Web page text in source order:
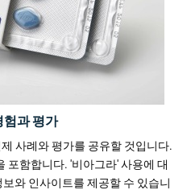
험과 평가
사례와 평가를 공유할 것입니다.
포함합니다. '비아그라' 사용에 대
와 인사이트를 제공할 수 있습니